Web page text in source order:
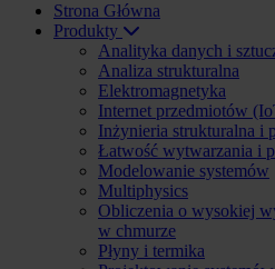
Strona Główna
Produkty
Analityka danych i
Analiza strukturalna
Elektromagnetyka
Internet przedmiotów
Inżynieria strukturalna i
Łatwość wytwarzania i
Modelowanie systemów
Multiphysics
Obliczenia o wysokiej
w chmurze
Płyny i termika